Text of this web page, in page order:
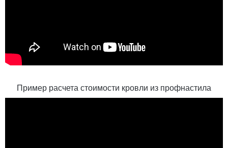
Пример расчета стоимости кровли из профнастила